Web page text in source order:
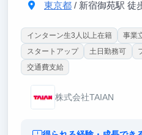
東京都/ 新宿御苑駅 徒歩4分
インターン生3人以上在籍 事業
スタートアップ
土日勤務可
交通費支給
株式会社TAIAN